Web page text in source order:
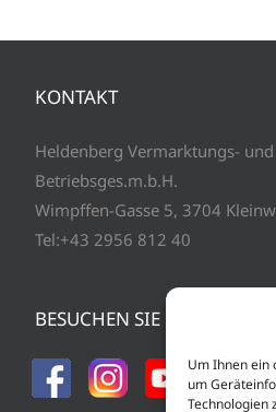
Um Ihnen ein
um
Technologien
KONTAKT
Heldenberg Vermarktungs- und
Betriebsges.m.b.H.
Wimpffen-Gasse 5, 3704
Tel:+43 2956 812 40
BESUCHEN SIE UNS AUF